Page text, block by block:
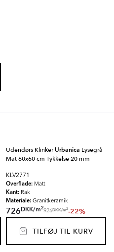
Udendørs KlinkerUrbanica Lysegrå
Mat 60x60 cm Tykkelse 20 mm
KLV2771
Overflade: Matt
Kant: Rak
Materiale: Granitkeramik
726DKK/m2
926DKK/m2-22%
TILFØJ TIL KURV